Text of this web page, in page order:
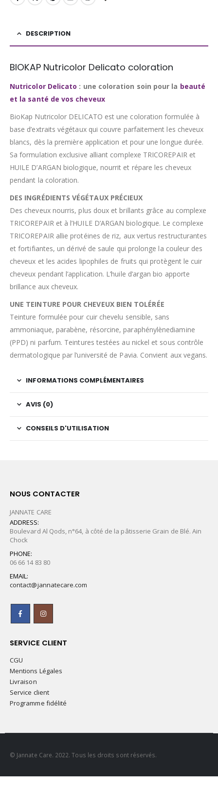
DESCRIPTION
BIOKAP Nutricolor Delicato coloration
Nutricolor Delicato : une coloration soin pour la beauté
et la santé de vos cheveux
BioKap Nutricolor DELICATO est une coloration formulée à
base d’extraits végétaux qui couvre parfaitement les cheveux
blancs, dès la première application et pour une longue durée.
Sa formulation exclusive alliant complexe TRICOREPAIR et
HUILE D’ARGAN biologique, nourrit et répare les cheveux
pendant la coloration.
DES INGRÉDIENTS VÉGÉTAUX PRÉCIEUX
Des cheveux nourris, plus doux et brillants grâce au complexe
TRICOREPAIR et à l’HUILE D’ARGAN biologique. Le complexe
TRICOREPAIR allie protéines de riz, aux vertus restructurantes
et fortifiantes, un dérivé de saule qui prolonge la couleur des
cheveux et les acides lipophiles de fruits qui protègent le cuir
cheveux pendant l’application. L’huile d’argan bio apporte
brillance aux cheveux.
UNE TEINTURE POUR CHEVEUX BIEN TOLÉRÉE
Teinture formulée pour cuir chevelu sensible, sans
ammoniaque, parabène, résorcine, paraphénylènediamine
(PPD) ni parfum. Teintures testées au nickel et sous contrôle
dermatologique par l’université de Pavia. Convient aux vegans.
INFORMATIONS COMPLÉMENTAIRES
AVIS (0)
CONSEILS D'UTILISATION
NOUS CONTACTER
JANNATE CARE
ADDRESS:
Boulevard Al Qods, n°64, à côté de la pâtisserie Grain de Blé. Ain
Chock
PHONE:
06 66 14 83 80
EMAIL:
contact@jannatecare.com
SERVICE CLIENT
CGU
Mentions Légales
Livraison
Service client
Programme fidélité
© Jannate Care. 2022. Tous les droits sont réservés.